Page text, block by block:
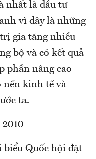
nhất là đầu tư
vì đây là những
gia tăng nhiều
bộ và có kết quả
phần nâng cao
nền kinh tế và
ta.
biểu Quốc hội đặt